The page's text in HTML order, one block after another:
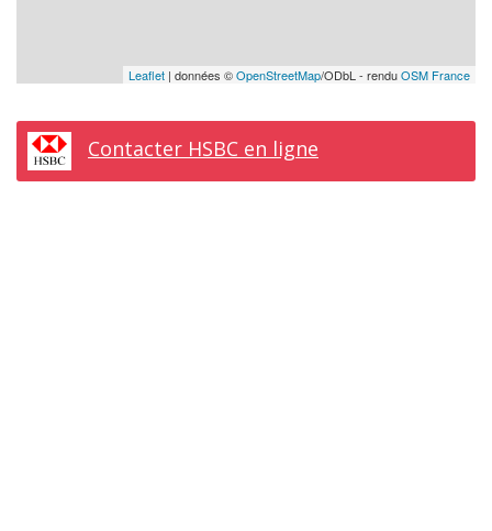
Leaflet | données ©OpenStreetMap/ODbL - renduOSM France
Contacter HSBC en ligne